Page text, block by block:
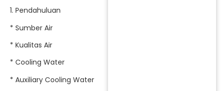
1. Pendahuluan
* Sumber Air
* Kualitas Air
* Cooling Water
* Auxiliary Cooling Water